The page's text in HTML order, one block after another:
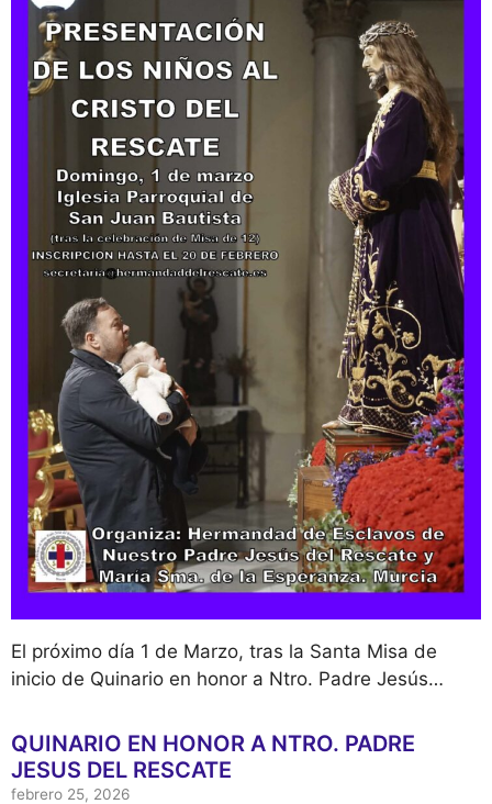
El próximo día 1 de Marzo, tras la Santa Misa de
inicio de Quinario en honor a Ntro. Padre Jesús…
QUINARIO EN HONOR A NTRO. PADRE
JESUS DEL RESCATE
febrero 25, 2026